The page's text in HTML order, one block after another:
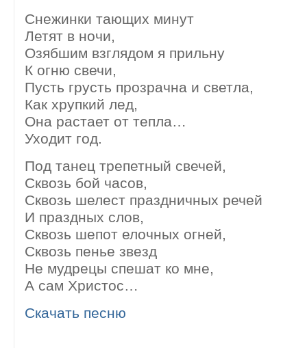
Снежинки тающих минут
Летят в ночи,
Озябшим взглядом я прильну
К огню свечи,
Пусть грусть прозрачна и светла,
Как хрупкий лед,
Она растает от тепла…
Уходит год.
Под танец трепетный свечей,
Сквозь бой часов,
Сквозь шелест праздничных речей
И праздных слов,
Сквозь шепот елочных огней,
Сквозь пенье звезд
Не мудрецы спешат ко мне,
А сам Христос…
Скачать песню